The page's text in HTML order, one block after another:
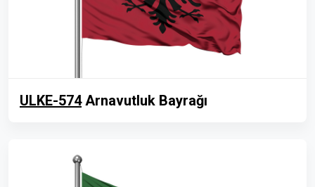
ULKE-574Arnavutluk Bayrağı